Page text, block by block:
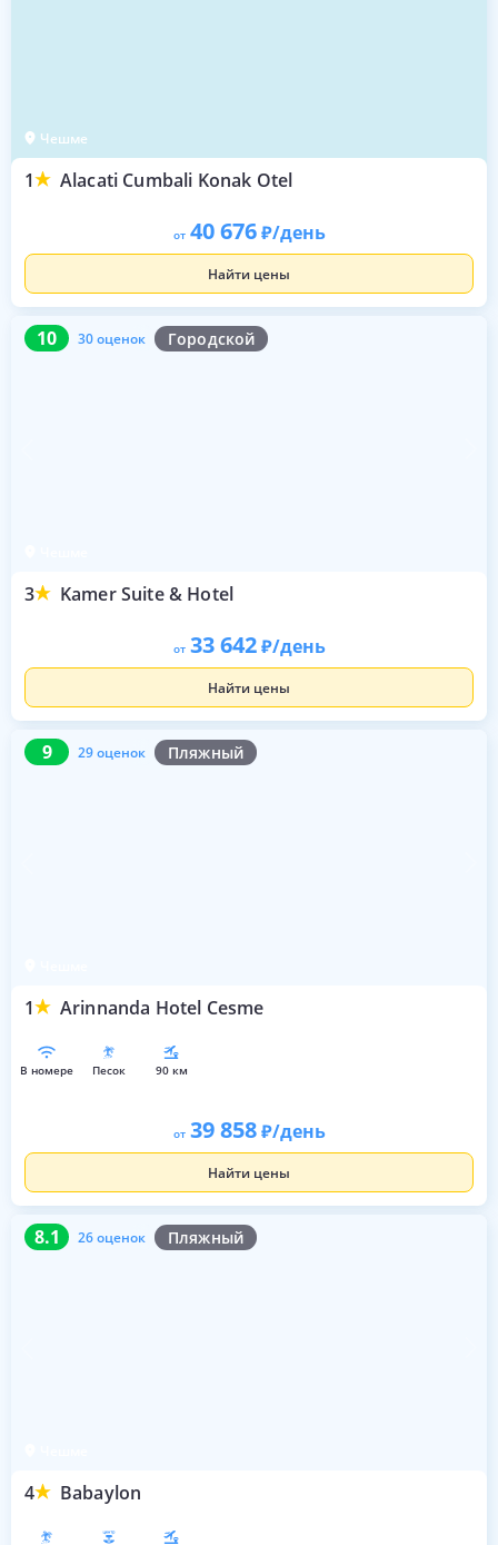
Чешме
1 Alacati Cumbali Konak Otel
от 40 676 /день
Найти цены
10 30 оценок Городской
3 Kamer Suite & Hotel
10 30 оценок
от 33 642 /день
Найти цены
9 29 оценок Пляжный
1 Arinnanda Hotel Cesme
9 29 оценок
в номере песок 90 км
от 39 858 /день
Найти цены
8.1 26 оценок Пляжный
4 Babaylon
8.1 26 оценок